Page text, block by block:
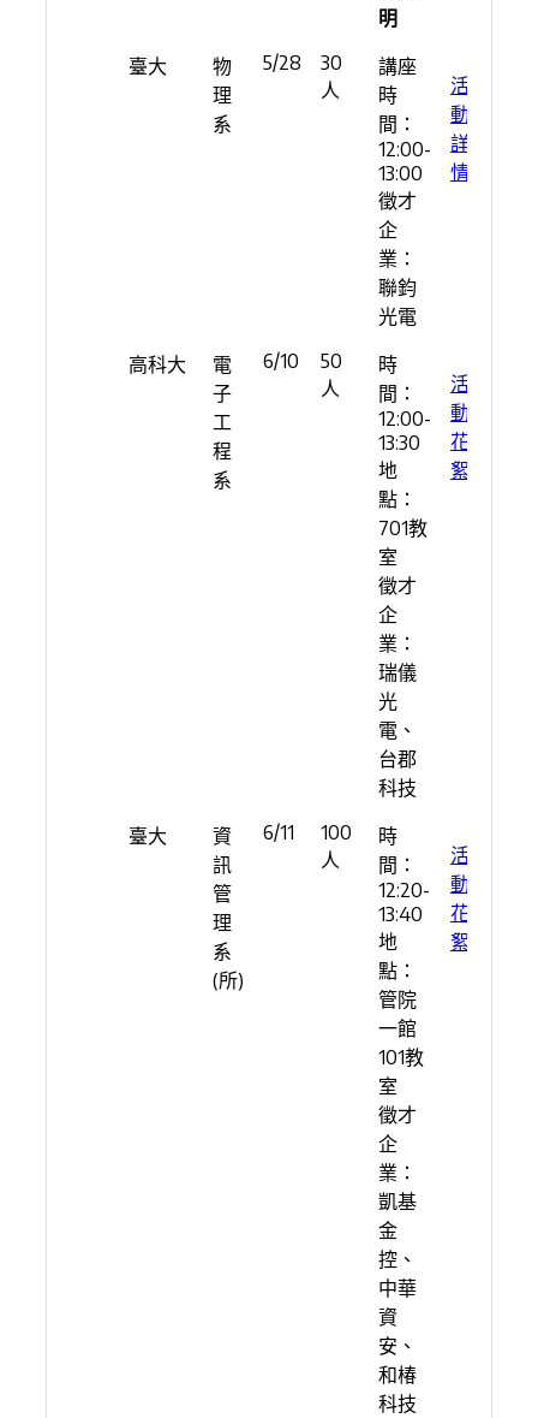
明
學校
系
所
日期 人數
內容
及需
求說
明
結
臺大
物
理
系
5/28
30
人
講座
時
間：
12:00-
13:00
徵才
企
業：
聯鈞
光電
活
動
詳
情
高科大
電
子
工
程
系
6/10
50
人
時
間：
12:00-
13:30
地
點：
701教
室
徵才
企
業：
瑞儀
光
電、
台郡
科技
活
動
花
絮
臺大
資
訊
管
理
系
(所)
6/11
100
人
時
間：
12:20-
13:40
地
點：
管院
一館
101教
室
徵才
企
業：
凱基
金
控、
中華
資
安、
和椿
科技
活
動
花
絮